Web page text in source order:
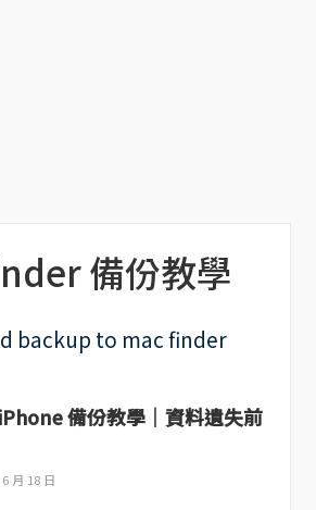
備份教學
iPhone 備份教學｜資料遺失前
月 18 日